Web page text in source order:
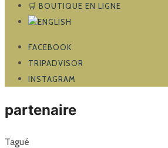
🛒 BOUTIQUE EN LIGNE
FACEBOOK
TRIPADVISOR
INSTAGRAM
partenaire
Tagué